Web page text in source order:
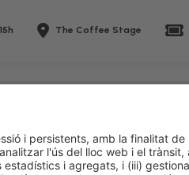
The Coffee Stage